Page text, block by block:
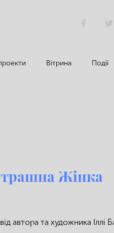
Вітрина Події
Жінка
автора та художника